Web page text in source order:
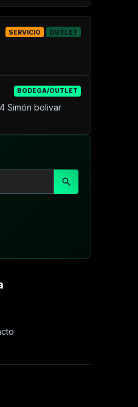
BODEGA/OUTLET
Simón bolivar
SERVICIO OUTLET